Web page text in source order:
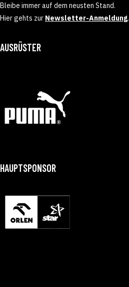
Bleibe immer auf dem neusten Stand.
Hier gehts zur Newsletter-Anmeldung.
AUSRÜSTER
HAUPTSPONSOR